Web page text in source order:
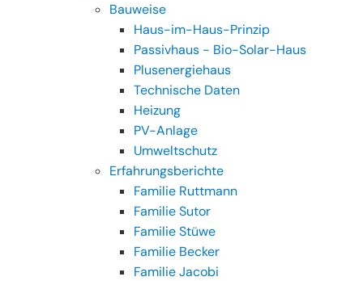
Bauweise
Haus-im-Haus-Prinzip
Passivhaus - Bio-Solar-Haus
Plusenergiehaus
Technische Daten
Heizung
PV-Anlage
Umweltschutz
Erfahrungsberichte
Familie Ruttmann
Familie Sutor
Familie Stüwe
Familie Becker
Familie Jacobi